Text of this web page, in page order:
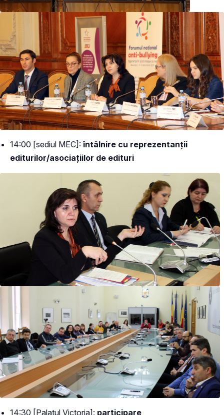
14:00 [sediul MEC]:întâlnire cu reprezentanții
editurilor/asociațiilor de edituri
14:30 [Palatul Victoria]: participare